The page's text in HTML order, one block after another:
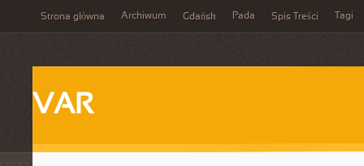
Strona główna Archiwum Gdańsk Pada Spis Treści Tagi
VAR